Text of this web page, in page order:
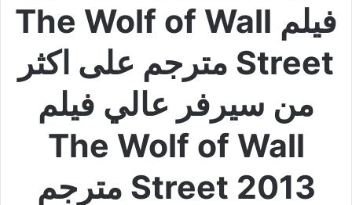
فيلم The Wolf of Wall
Street مترجم على اكثر
من سيرفر عالي فيلم
The Wolf of Wall
Street 2013 مترجم